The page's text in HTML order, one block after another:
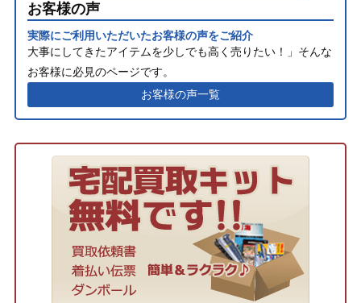
お客様の声
実際にご利用いただいたお客様の声をご紹介
大事にしてきたアイテムを少しでも高く売りたい！」そんな
お客様に必見のページです。
お客様の声一覧